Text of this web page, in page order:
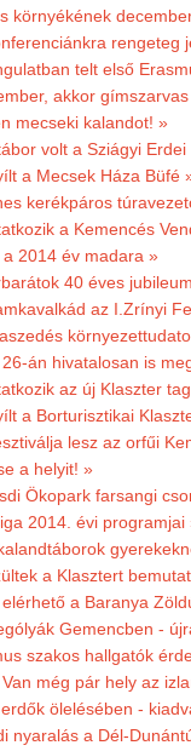
környékének
rengeteg
telt első
akkor
mecseki kalandot! »
volt a Sziágyi
a Mecsek Háza Büfé
kerékpáros
a Kemencés
2014 év madara »
40 éves
az I.Zrínyi
án hivatalosan is
az új Klaszter
a Borturisztikai
lesz az orfűi
a helyit! »
Ökopark farsangi
2014. évi programjai
a Klasztert
a Baranya
Gemencben -
szakos hallgatók
még pár hely az
ölelésében -
nyaralás a Dél-